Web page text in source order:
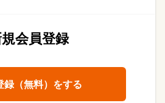
会員登録
録（無料）をする